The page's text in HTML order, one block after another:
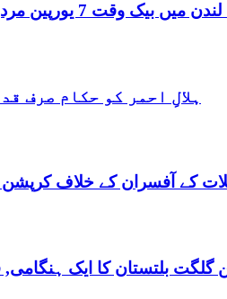
بے شرم حالت میں گرفتار
ہلالِ احمر کو حکام صرف
کے آفسران کے خلاف
گلگت بلتستان کا ایک